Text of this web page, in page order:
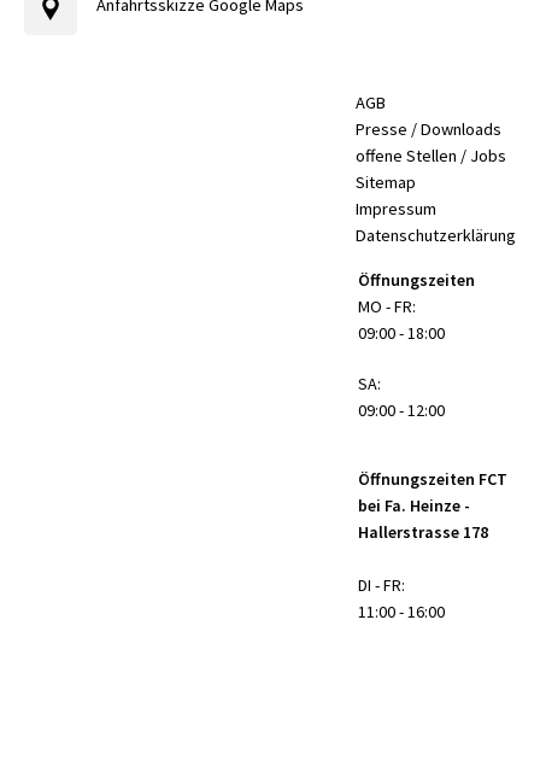
Anfahrtsskizze Google Maps
AGB
Presse / Downloads
offene Stellen / Jobs
Sitemap
Impressum
Datenschutzerklärung
Öffnungszeiten
MO - FR:
09:00 - 18:00
SA:
09:00 - 12:00
Öffnungszeiten FCT
bei Fa. Heinze -
Hallerstrasse 178
DI - FR:
11:00 - 16:00